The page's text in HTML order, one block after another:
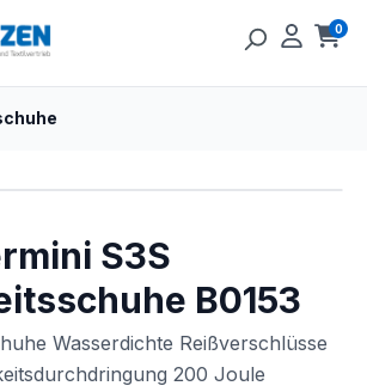
0
S3S
B0153
Wasserdichte Reißverschlüsse
200 Joule